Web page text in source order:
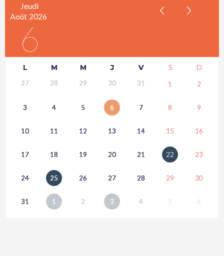
Jeudi
Août 2026
6
L M M J V S D
27 28 29 30 31 1 2
3 4 5 6 7 8 9
10 11 12 13 14 15 16
17 18 19 20 21 22 23
24 25 26 27 28 29 30
31 1 2 3 4 5 6